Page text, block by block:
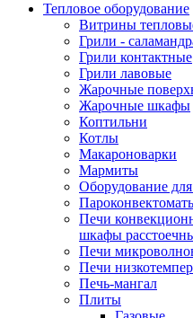
Тепловое оборудование
Витрины
Грили -
Грили контактные
Грили лавовые
Жарочные
Жарочные шкафы
Коптильни
Котлы
Макароноварки
Мармиты
Оборудование
Печи
шкафы
Печи
Печи
Печь-мангал
Плиты